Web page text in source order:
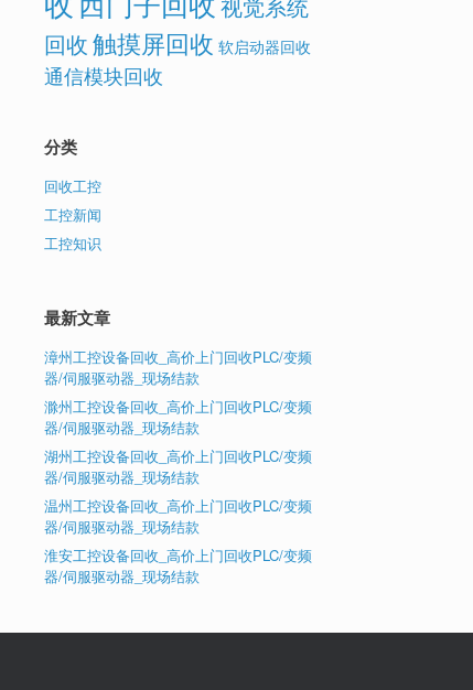
视觉系统
回收触摸屏回收 软启动器回收
通信模块回收
分类
回收工控
工控新闻
工控知识
最新文章
漳州工控设备回收_高价上门回收PLC/变频
器/伺服驱动器_现场结款
滁州工控设备回收_高价上门回收PLC/变频
器/伺服驱动器_现场结款
湖州工控设备回收_高价上门回收PLC/变频
器/伺服驱动器_现场结款
温州工控设备回收_高价上门回收PLC/变频
器/伺服驱动器_现场结款
淮安工控设备回收_高价上门回收PLC/变频
器/伺服驱动器_现场结款